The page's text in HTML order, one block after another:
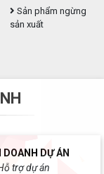
Sản phẩm ngừng
sản xuất
DOANH DỰ ÁN
trợ dự án